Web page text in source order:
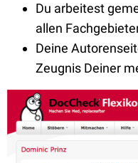
Du arbeitest
allen
Deine
Zeugnis Deiner